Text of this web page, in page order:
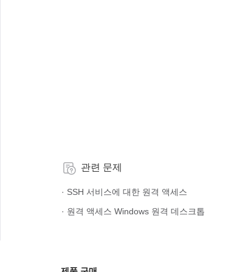
관련 문제
· SSH 서비스에 대한 원격 액세스
· 원격 액세스 Windows 원격 데스크톱